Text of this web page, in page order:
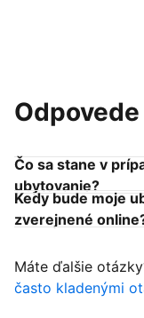
Čo sa stane v
ubytovanie?
Kedy bude moje
zverejnené
Máte ďalšie
často kladenými